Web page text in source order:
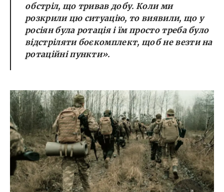
обстріл, що тривав добу. Коли ми
розкрили цю ситуацію, то виявили, що у
росіян була ротація і їм просто треба було
відстріляти боєкомплект, щоб не везти на
ротаційні пункти».